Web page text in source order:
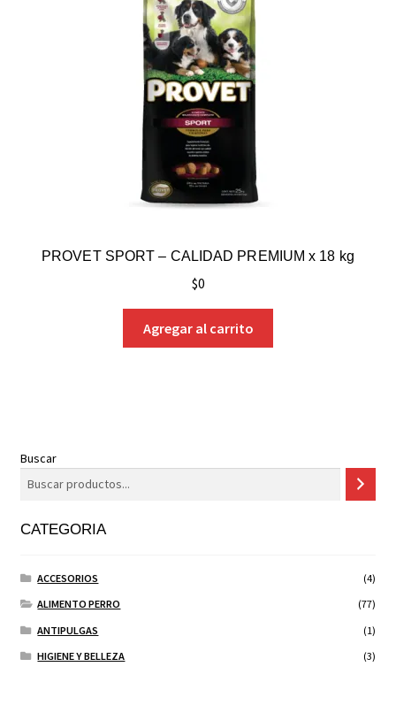
PROVET SPORT – CALIDAD PREMIUM x 18 kg
$0
Agregar al carrito
Buscar
CATEGORIA
ACCESORIOS
(4)
ALIMENTO PERRO
(77)
ANTIPULGAS
(1)
HIGIENE Y BELLEZA
(3)